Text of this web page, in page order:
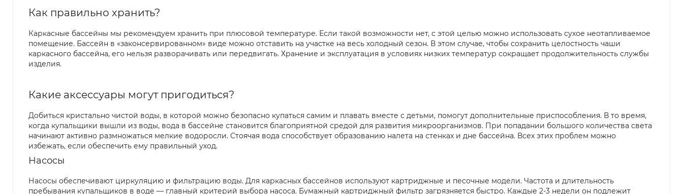
Как правильно хранить?
Каркасные бассейны мы рекомендуем хранить при плюсовой температуре. Если такой возможности нет, с этой целью можно использовать сухое неотапливаемое
помещение. Бассейн в «законсервированном» виде можно отставить на участке на весь холодный сезон. В этом случае, чтобы сохранить целостность чаши
каркасного бассейна, его нельзя разворачивать или передвигать. Хранение и эксплуатация в условиях низких температур сокращает продолжительность службы
изделия.
Какие аксессуары могут пригодиться?
Добиться кристально чистой воды, в которой можно безопасно купаться самим и плавать вместе с детьми, помогут дополнительные приспособления. В то время,
когда купальщики вышли из воды, вода в бассейне становится благоприятной средой для развития микроорганизмов. При попадании большого количества света
начинают активно размножаться мелкие водоросли. Стоячая вода способствует образованию налета на стенках и дне бассейна. Всех этих проблем можно
избежать, если обеспечить ему правильный уход.
Насосы
Насосы обеспечивают циркуляцию и фильтрацию воды. Для каркасных бассейнов используют картриджные и песочные модели. Частота и длительность
пребывания купальщиков в воде — главный критерий выбора насоса. Бумажный картриджный фильтр загрязняется быстро. Каждые 2-3 недели он подлежит